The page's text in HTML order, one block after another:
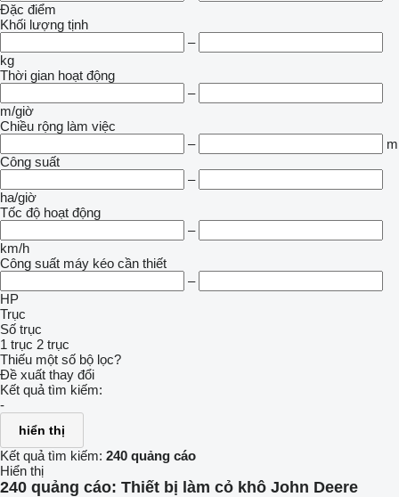
Đặc điểm
Khối lượng tịnh
–
kg
Thời gian hoạt động
–
m/giờ
Chiều rộng làm việc
–
m
Công suất
–
ha/giờ
Tốc độ hoạt động
–
km/h
Công suất máy kéo cần thiết
–
HP
Trục
Số trục
1 trục 2 trục
Thiếu một số bộ lọc?
Đề xuất thay đổi
Kết quả tìm kiếm:
-
hiển thị
Kết quả tìm kiếm: 240 quảng cáo
Hiển thị
240 quảng cáo: Thiết bị làm cỏ khô John Deere